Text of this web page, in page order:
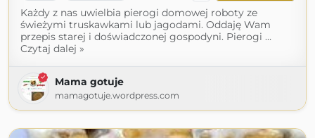
Każdy z nas uwielbia pierogi domowej roboty ze
świeżymi truskawkami lub jagodami. Oddaję Wam
przepis starej i doświadczonej gospodyni. Pierogi …
Czytaj dalej »
Mama gotuje
mamagotuje.wordpress.com